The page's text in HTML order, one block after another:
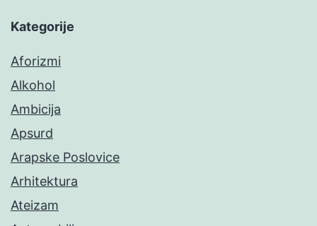
Kategorije
Aforizmi
Alkohol
Ambicija
Apsurd
Arapske Poslovice
Arhitektura
Ateizam